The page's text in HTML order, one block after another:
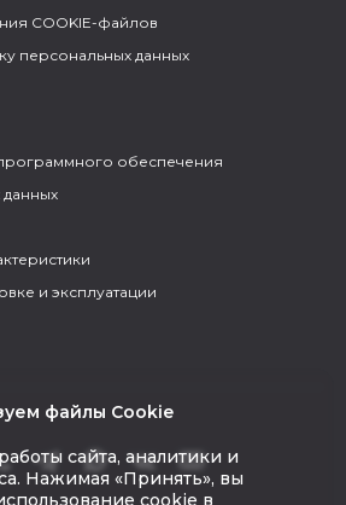
COOKIE-файлов
персональных данных
обеспечения
и эксплуатации
файлы Cookie
сайта, аналитики и
Нажимая «Принять», вы
cookie в